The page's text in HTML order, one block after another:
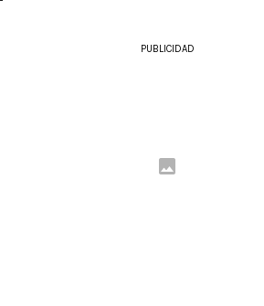
PUBLICIDAD